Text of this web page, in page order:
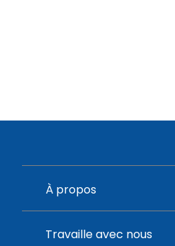
À propos
Travaille avec nous